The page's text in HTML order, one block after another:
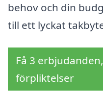
behov och din
till ett lyckat
Få 3
förpliktelser